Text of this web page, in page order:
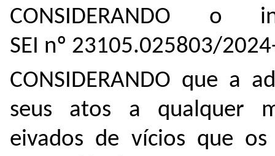
CONSIDERANDO
SEI nº 23105.025803/
CONSIDERANDO que a
seus atos a qualquer
eivados de vícios que